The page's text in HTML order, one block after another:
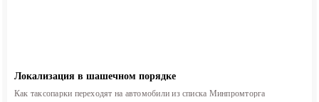
Локализация в шашечном порядке
Как таксопарки переходят на автомобили из списка Минпромторга